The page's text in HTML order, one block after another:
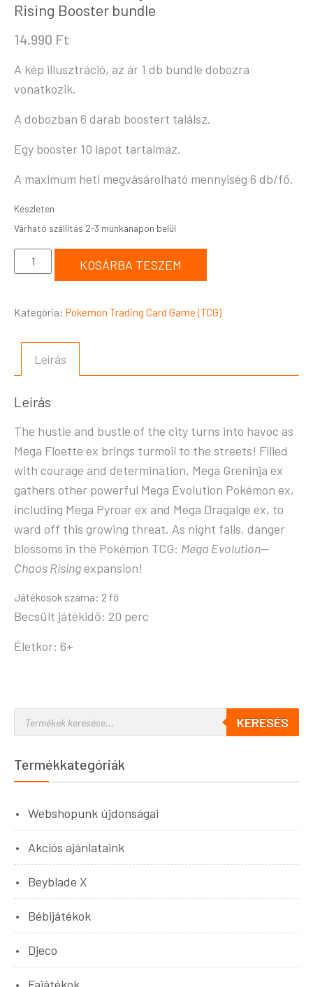
Rising Booster bundle
14.990 Ft
A kép illusztráció, az ár 1 db bundle dobozra
vonatkozik.
A dobozban 6 darab boostert találsz.
Egy booster 10 lapot tartalmaz.
A maximum heti megvásárolható mennyiség 6 db/fő.
Készleten
KOSÁRBA TESZEM
Kategória: Pokemon Trading Card Game (TCG)
Leírás
Leírás
The hustle and bustle of the city turns into havoc as
Mega Floette ex brings turmoil to the streets! Filled
with courage and determination, Mega Greninja ex
gathers other powerful Mega Evolution Pokémon ex,
including Mega Pyroar ex and Mega Dragalge ex, to
ward off this growing threat. As night falls, danger
blossoms in the Pokémon TCG: Mega Evolution—
Chaos Risingexpansion!
Játékosok száma: 2 fő
Becsült játékidő: 20 perc
Életkor: 6+
KERESÉS
Termékkategóriák
Webshopunk újdonságai
Akciós ajánlataink
Beyblade X
Bébijátékok
Djeco